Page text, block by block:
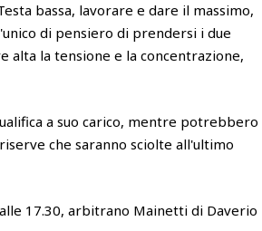
bassa, lavorare e dare il massimo,
di pensiero di prendersi i due
la tensione e la concentrazione,
a suo carico, mentre potrebbero
che saranno sciolte all'ultimo
17.30, arbitrano Mainetti di Daverio